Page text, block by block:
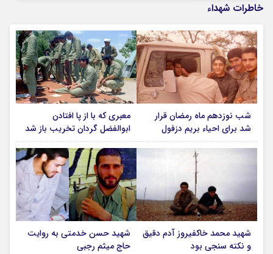
خاطرات شهداء
شب نوزدهم ماه رمضان قرار
شد برای احیاء بریم دزفول
معبری که با از پا افتادن
ابوالفضل گردان تخریب باز شد
شهید محمد خاکفیروز آدم دقیق
و نکته سنجی بود
شهید حسن خدمتی به روایت
حاج میثم رجبی